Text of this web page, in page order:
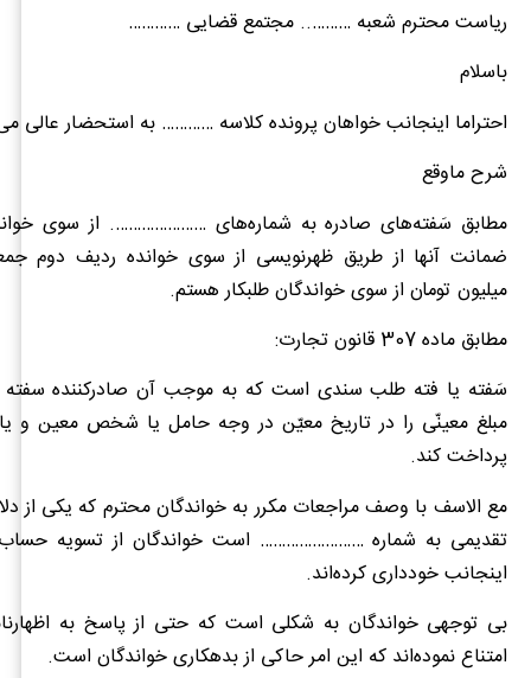
ریاست محترم شعبه ……….. مجتمع قضایی …………
باسلام
احتراما اینجانب خواهان پرونده کلاسه ………… به استحضار عالی
شرح ماوقع
مطابق سَفته‌های صادره به شماره‌های …………………. از سوی
ضمانت آنها از طریق ظهرنویسی از سوی خوانده ردیف دوم
میلیون تومان از سوی خواندگان طلبکار هستم.
مطابق ماده 307 قانون تجارت:
سَفته یا فته ‌طلب سندی است که به موجب آن صادرکننده‌ سفته
مبلغ معینّی را در تاریخ معیّن در وجه حامل یا شخص معین و یا
پرداخت کند.
مع الاسف با وصف مراجعات مکرر به خواندگان محترم که یکی از
تقدیمی به شماره …………………… است خواندگان از تسویه
اینجانب خودداری کرده‌اند.
بی توجهی خواندگان به شکلی است که حتی از پاسخ به
امتناع نموده‌اند که این امر حاکی از بدهکاری خواندگان است.